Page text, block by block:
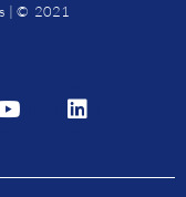
| © 2021